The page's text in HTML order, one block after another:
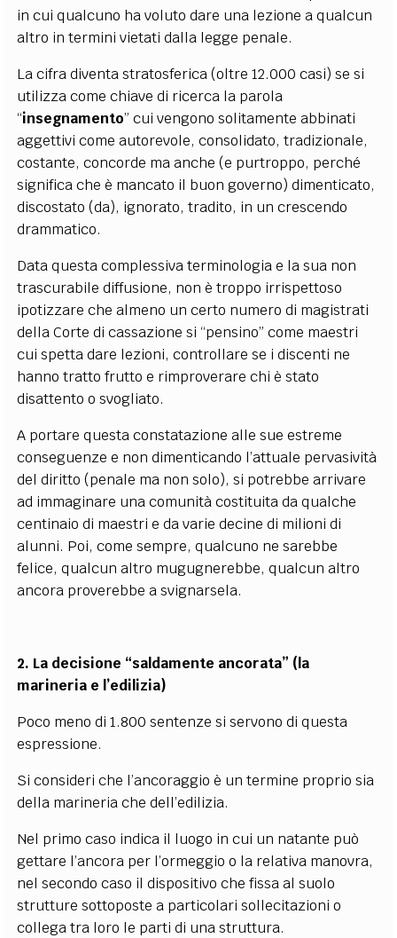
in cui qualcuno ha voluto dare una lezione a qualcun
altro in termini vietati dalla legge penale.
La cifra diventa stratosferica (oltre 12.000 casi) se si
utilizza come chiave di ricerca la parola
“insegnamento” cui vengono solitamente abbinati
aggettivi come autorevole, consolidato, tradizionale,
costante, concorde ma anche (e purtroppo, perché
significa che è mancato il buon governo) dimenticato,
discostato (da), ignorato, tradito, in un crescendo
drammatico.
Data questa complessiva terminologia e la sua non
trascurabile diffusione, non è troppo irrispettoso
ipotizzare che almeno un certo numero di magistrati
della Corte di cassazione si “pensino” come maestri
cui spetta dare lezioni, controllare se i discenti ne
hanno tratto frutto e rimproverare chi è stato
disattento o svogliato.
A portare questa constatazione alle sue estreme
conseguenze e non dimenticando l’attuale pervasività
del diritto (penale ma non solo), si potrebbe arrivare
ad immaginare una comunità costituita da qualche
centinaio di maestri e da varie decine di milioni di
alunni. Poi, come sempre, qualcuno ne sarebbe
felice, qualcun altro mugugnerebbe, qualcun altro
ancora proverebbe a svignarsela.
2. La decisione “saldamente ancorata” (la
marineria e l’edilizia)
Poco meno di 1.800 sentenze si servono di questa
espressione.
Si consideri che l’ancoraggio è un termine proprio sia
della marineria che dell’edilizia.
Nel primo caso indica il luogo in cui un natante può
gettare l’ancora per l’ormeggio o la relativa manovra,
nel secondo caso il dispositivo che fissa al suolo
strutture sottoposte a particolari sollecitazioni o
collega tra loro le parti di una struttura.